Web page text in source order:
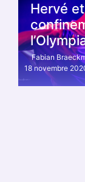
Hervé
Fabian
18 novembre